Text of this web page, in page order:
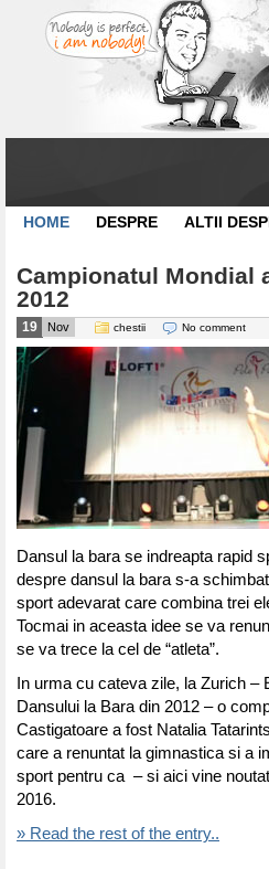
HOME DESPRE ALTII
Campionatul Mondial
2012
19 Nov chestii No comment
Dansul la bara se indreapta rapid
despre dansul la bara s-a
sport adevarat care combina trei
Tocmai in aceasta idee se va
se va trece la cel de “atleta”.
In urma cu cateva zile, la Zurich
Dansului la Bara din 2012 – o
Castigatoare a fost Natalia
care a renuntat la gimnastica si a
sport pentru ca – si aici vine
2016.
» Read the rest of the entry..